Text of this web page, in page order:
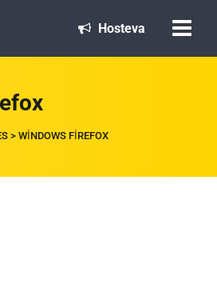
Hosteva
> WINDOWS FIREFOX